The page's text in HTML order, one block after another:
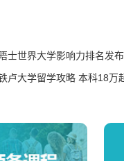
士世界大学影响力排名发布